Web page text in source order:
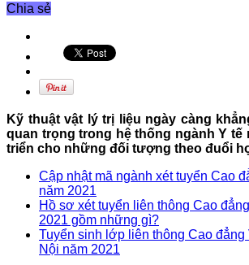
Chia sẻ
Kỹ thuật vật lý trị liệu ngày càng
quan trọng trong hệ thống ngành Y tế
triển cho những đối tượng theo đuổi
Cập nhật mã ngành xét tuyển Cao
năm 2021
Hồ sơ xét tuyển liên thông Cao
2021 gồm những gì?
Tuyển sinh lớp liên thông Cao đẳng
Nội năm 2021